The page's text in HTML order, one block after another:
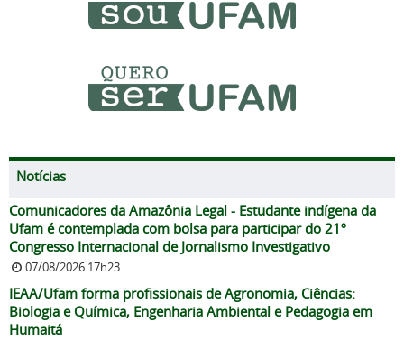
Notícias
Comunicadores da Amazônia Legal - Estudante indígena da
Ufam é contemplada com bolsa para participar do 21º
Congresso Internacional de Jornalismo Investigativo
07/08/2026 17h23
IEAA/Ufam forma profissionais de Agronomia, Ciências:
Biologia e Química, Engenharia Ambiental e Pedagogia em
Humaitá